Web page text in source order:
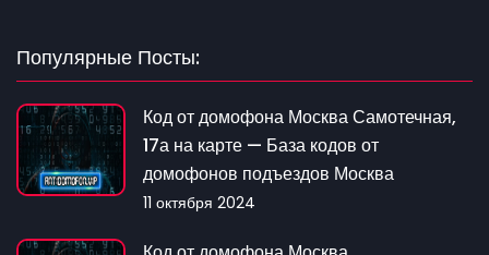
Популярные Посты:
Код от домофона Москва Самотечная,
17а на карте — База кодов от
домофонов подъездов Москва
11 октября 2024